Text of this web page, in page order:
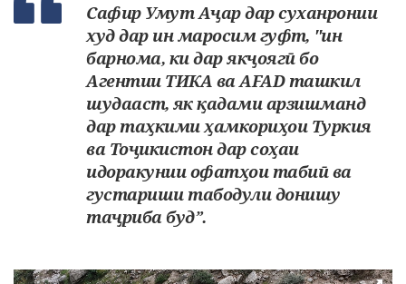
Сафир Умут Аҷар дар суханронии
худ дар ин маросим гуфт, "ин
барнома, ки дар якҷоягӣ бо
Агентии ТИКА ва AFAD ташкил
шудааст, як қадами арзишманд
дар таҳкими ҳамкориҳои Туркия
ва Тоҷикистон дар соҳаи
идоракунии офатҳои табиӣ ва
густариши табодули донишу
таҷриба буд”.